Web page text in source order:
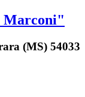
Marconi"
(MS) 54033